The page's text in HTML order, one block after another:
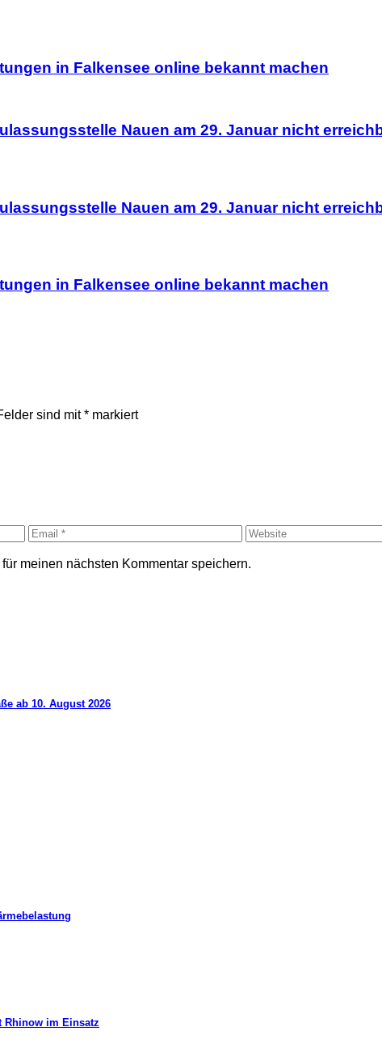
in Falkensee online bekannt machen
Nauen am 29. Januar nicht
Nauen am 29. Januar nicht
in Falkensee online bekannt machen
sind mit* markiert
meinen nächsten Kommentar speichern.
ab 10. August 2026
Rhinow im Einsatz